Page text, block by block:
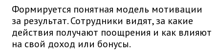
Формируется понятная модель мотивации
за результат. Сотрудники видят, за какие
действия получают поощрения и как влияют
на свой доход или бонусы.